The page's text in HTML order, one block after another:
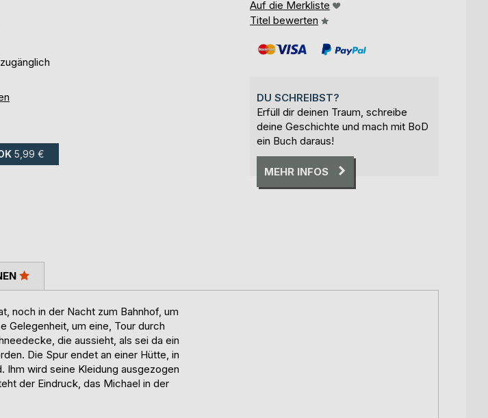
5,99 €
Auf die Merkliste
Titel bewerten
DU SCHREIBST?
Erfüll dir deinen Traum, schreibe
deine Geschichte und mach mit BoD
ein Buch daraus!
MEHR INFOS
noch in der Nacht zum Bahnhof, um
Gelegenheit, um eine, Tour durch
die aussieht, als sei da ein
Die Spur endet an einer Hütte, in
wird seine Kleidung ausgezogen
der Eindruck, das Michael in der